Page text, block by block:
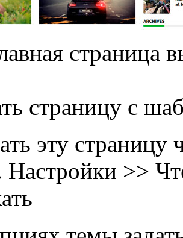
страница
страницу с
эту страницу
Настройки >>